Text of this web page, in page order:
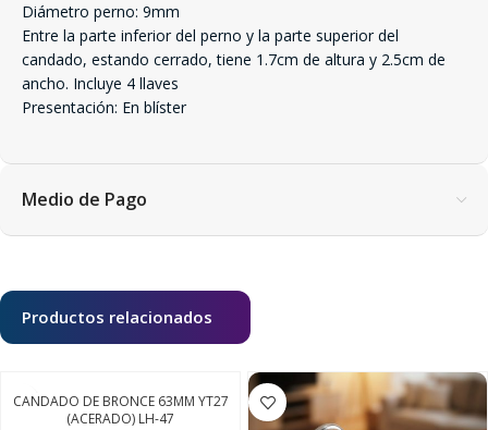
Diámetro perno: 9mm
Entre la parte inferior del perno y la parte superior del
candado, estando cerrado, tiene 1.7cm de altura y 2.5cm de
ancho. Incluye 4 llaves
Presentación: En blíster
Medio de Pago
Productos relacionados
CANDADO DE BRONCE 63MM YT27
(ACERADO) LH-47